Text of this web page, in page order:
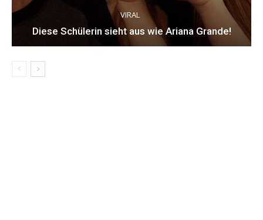
VIRAL
Diese Schülerin sieht aus wie Ariana Grande!